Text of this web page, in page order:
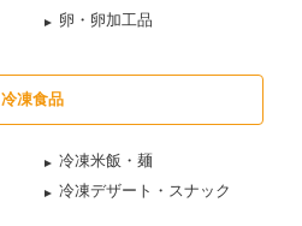
卵・卵加工品
冷凍食品
冷凍米飯・麺
冷凍デザート・スナック